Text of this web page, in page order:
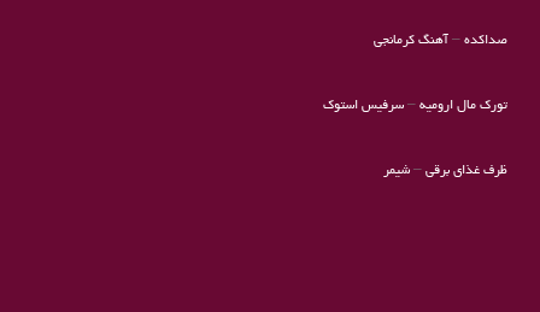
صداکده– آهنگ کرمانجی
تورک مال ارومیه–سرفیس استوک
ظرف غذای برقی– شیمر